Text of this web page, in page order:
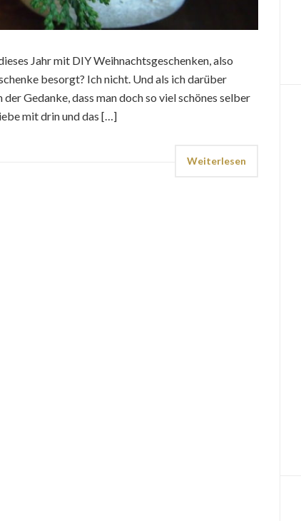
Jahr mit DIY Weihnachtsgeschenken, also
besorgt? Ich nicht. Und als ich darüber
Gedanke, dass man doch so viel schönes selber
mit drin und das […]
Weiterlesen